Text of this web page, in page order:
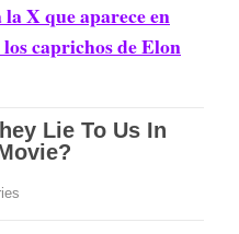
X que aparece en
caprichos de Elon